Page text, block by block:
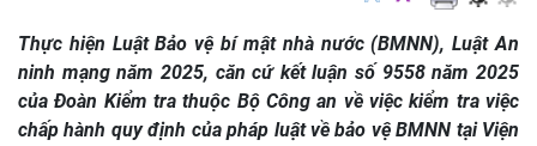
Thực hiện Luật Bảo vệ bí mật nhà nước (BMNN), Luật An
ninh mạng năm 2025, căn cứ kết luận số 9558 năm 2025
của Đoàn Kiểm tra thuộc Bộ Công an về việc kiểm tra việc
chấp hành quy định của pháp luật về bảo vệ BMNN tại Viện